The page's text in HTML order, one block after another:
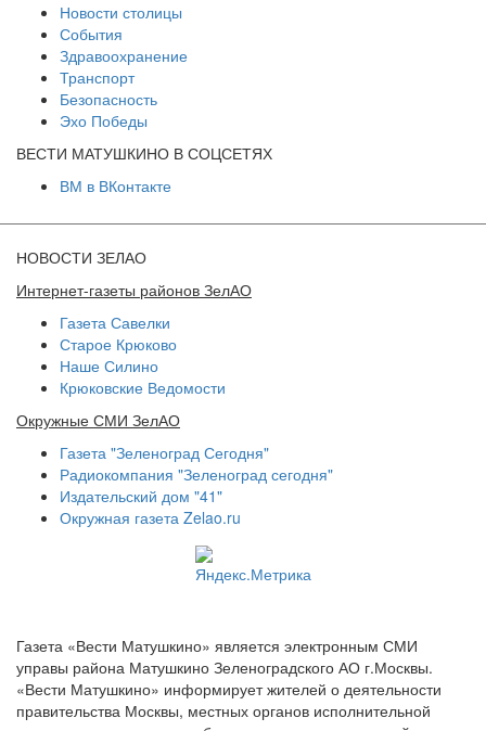
Новости столицы
События
Здравоохранение
Транспорт
Безопасность
Эхо Победы
ВЕСТИ МАТУШКИНО В СОЦСЕТЯХ
ВМ в ВКонтакте
НОВОСТИ ЗЕЛАО
Интернет-газеты районов ЗелАО
Газета Савелки
Старое Крюково
Наше Силино
Крюковские Ведомости
Окружные СМИ ЗелАО
Газета "Зеленоград Сегодня"
Радиокомпания "Зеленоград сегодня"
Издательский дом "41"
Окружная газета Zelao.ru
Газета «Вести Матушкино» является электронным СМИ
управы района Матушкино Зеленоградского АО г.Москвы.
«Вести Матушкино» информирует жителей о деятельности
правительства Москвы, местных органов исполнительной